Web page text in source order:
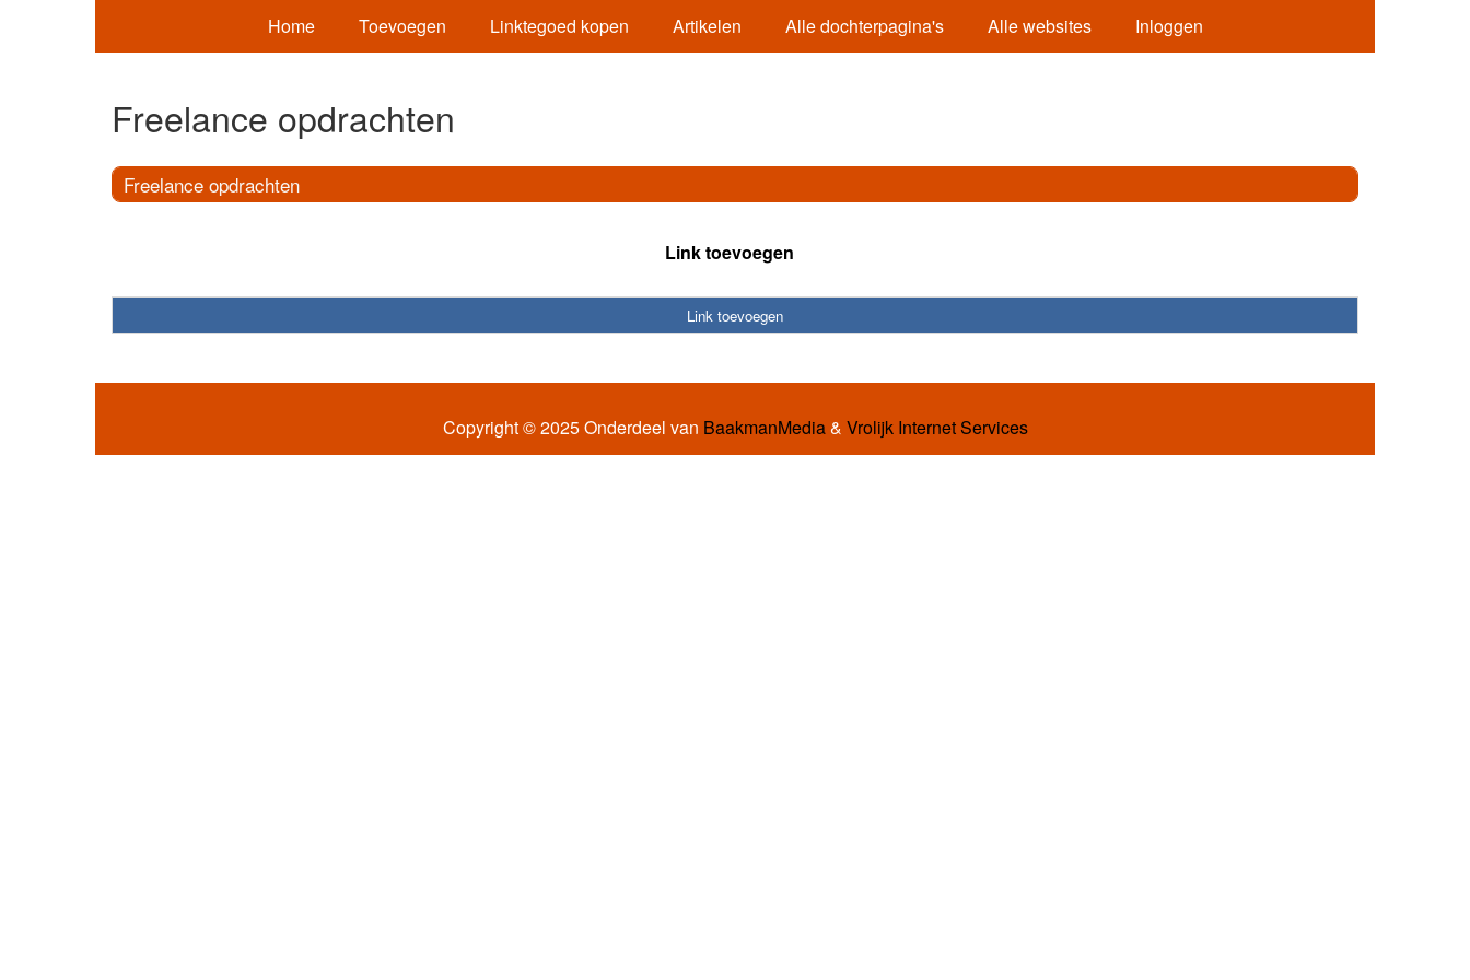
Home Toevoegen Linktegoed kopen Artikelen Alle dochterpagina's Alle websites Inloggen
Freelance opdrachten
Freelance opdrachten
Link toevoegen
Link toevoegen
Copyright © 2025 Onderdeel van BaakmanMedia& Vrolijk Internet Services